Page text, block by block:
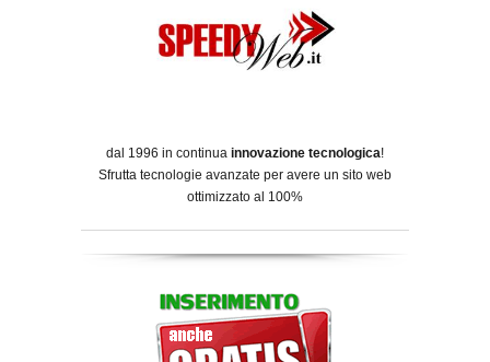
dal 1996 in continua innovazione tecnologica!
Sfrutta tecnologie avanzate per avere un sito web
ottimizzato al 100%